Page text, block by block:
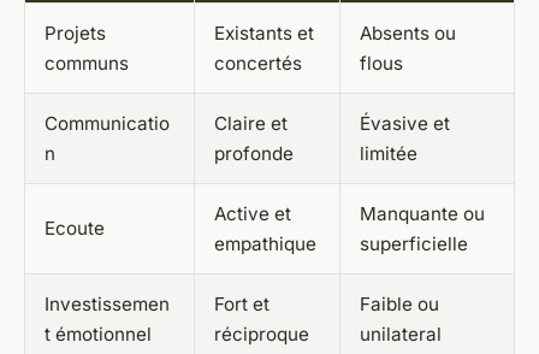
Projets
communs
Existants et
concertés
Absents ou
flous
Communicatio
n
Claire et
profonde
Évasive et
limitée
Ecoute
Active et
empathique
Manquante ou
superficielle
Investissemen
t émotionnel
Fort et
réciproque
Faible ou
unilateral